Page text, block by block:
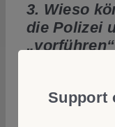
3. Wieso
die Polizei
Volksfest voller
Support